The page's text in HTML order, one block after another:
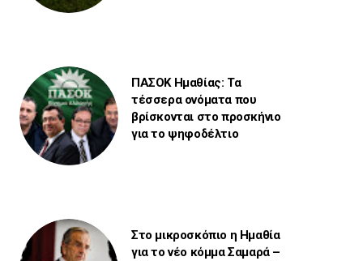
ΠΑΣΟΚ Ημαθίας: Τα
τέσσερα ονόματα που
βρίσκονται στο προσκήνιο
για το ψηφοδέλτιο
Στο μικροσκόπιο η Ημαθία
για το νέο κόμμα Σαμαρά –